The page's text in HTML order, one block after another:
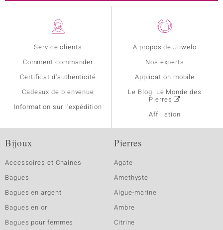
Service clients
Comment commander
Certificat d'authenticité
Cadeaux de bienvenue
Information sur l'expédition
A propos de Juwelo
Nos experts
Application mobile
Le Blog: Le Monde des
Pierres
Affiliation
Bijoux
Accessoires et Chaines
Bagues
Bagues en argent
Bagues en or
Bagues pour femmes
Pierres
Agate
Amethyste
Aigue-marine
Ambre
Citrine